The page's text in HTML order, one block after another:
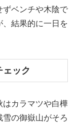
ずベンチや木陰で
結果的に一日を
ック
はカラマツや白樺
の御嶽山がそろ